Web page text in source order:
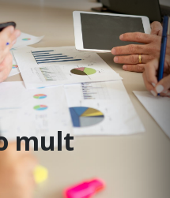
mult